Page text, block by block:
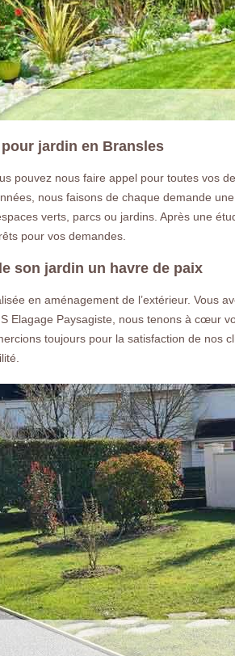
jardin en Bransles
pouvez nous faire appel pour toutes vos
nous faisons de chaque demande
verts, parcs ou jardins. Après une
pour vos demandes.
son jardin un havre de paix
en aménagement de l’extérieur. Vous
Elagage Paysagiste, nous tenons à cœur
toujours pour la satisfaction de nos